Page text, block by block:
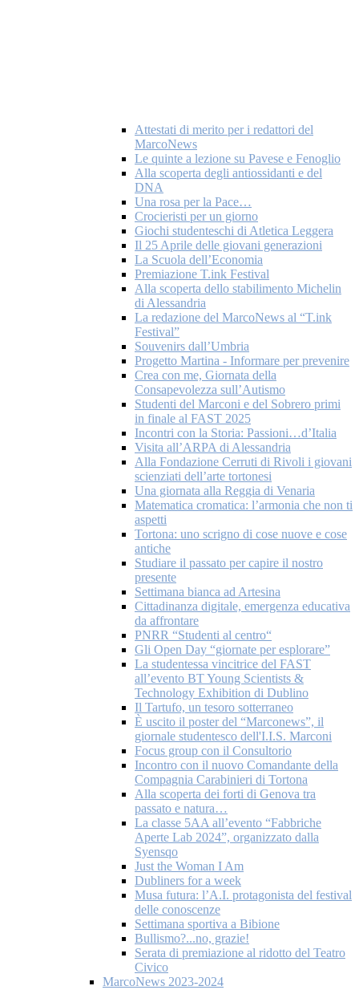
Attestati di merito per i redattori del
MarcoNews
Le quinte a lezione su Pavese e Fenoglio
Alla scoperta degli antiossidanti e del
DNA
Una rosa per la Pace…
Crocieristi per un giorno
Giochi studenteschi di Atletica Leggera
Il 25 Aprile delle giovani generazioni
La Scuola dell’Economia
Premiazione T.ink Festival
Alla scoperta dello stabilimento Michelin
di Alessandria
La redazione del MarcoNews al “T.ink
Festival”
Souvenirs dall’Umbria
Progetto Martina - Informare per prevenire
Crea con me, Giornata della
Consapevolezza sull’Autismo
Studenti del Marconi e del Sobrero primi
in finale al FAST 2025
Incontri con la Storia: Passioni…d’Italia
Visita all’ARPA di Alessandria
Alla Fondazione Cerruti di Rivoli i giovani
scienziati dell’arte tortonesi
Una giornata alla Reggia di Venaria
Matematica cromatica: l’armonia che non ti
aspetti
Tortona: uno scrigno di cose nuove e cose
antiche
Studiare il passato per capire il nostro
presente
Settimana bianca ad Artesina
Cittadinanza digitale, emergenza educativa
da affrontare
PNRR “Studenti al centro“
Gli Open Day “giornate per esplorare”
La studentessa vincitrice del FAST
all’evento BT Young Scientists &
Technology Exhibition di Dublino
Il Tartufo, un tesoro sotterraneo
È uscito il poster del “Marconews”, il
giornale studentesco dell'I.I.S. Marconi
Focus group con il Consultorio
Incontro con il nuovo Comandante della
Compagnia Carabinieri di Tortona
Alla scoperta dei forti di Genova tra
passato e natura…
La classe 5AA all’evento “Fabbriche
Aperte Lab 2024”, organizzato dalla
Syensqo
Just the Woman I Am
Dubliners for a week
Musa futura: l’A.I. protagonista del festival
delle conoscenze
Settimana sportiva a Bibione
Bullismo?...no, grazie!
Serata di premiazione al ridotto del Teatro
Civico
MarcoNews 2023-2024